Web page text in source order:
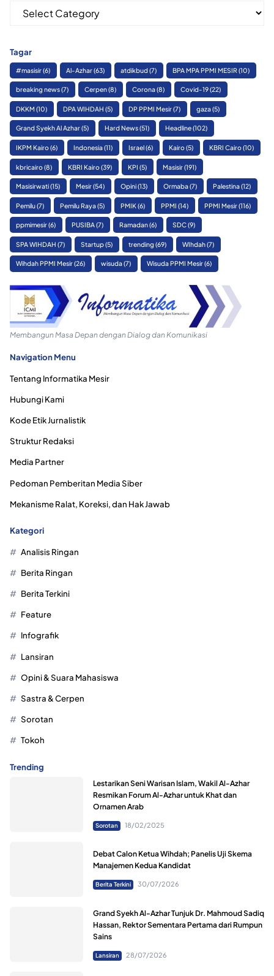
Kategori
Tagar
#masisir(6) Al-Azhar(63) atdikbud(7) BPA MPA PPMI MESIR(10)
breaking news(7) Cerpen(8) Corona(8) Covid-19(22)
DKKM (10) DPA WIHDAH (5) DP PPMI Mesir(7) gaza(5)
Grand Syekh Al Azhar(5) Hard News(51) Headline(102)
IKPM Kairo(6) Indonesia(11) Israel(6) Kairo(5) KBRI Cairo(10)
kbricairo(8) KBRI Kairo(39) KPI (5) Masisir(191)
Masisirwati(15) Mesir(54) Opini(13) Ormaba(7) Palestina(12)
Pemilu(7) Pemilu Raya(5) PMIK(6) PPMI (14) PPMI Mesir(116)
ppmimesir(6) PUSIBA(7) Ramadan(6) SDC(9)
SPA WIHDAH (7) Startup(5) trending (69) WIhdah(7)
Wihdah PPMI Mesir(26) wisuda(7) Wisuda PPMI Mesir(6)
Membangun Masa Depan dengan Dialog dan Komunikasi
Navigation Menu
Tentang Informatika Mesir
Hubungi Kami
Kode Etik Jurnalistik
Struktur Redaksi
Media Partner
Pedoman Pemberitan Media Siber
Mekanisme Ralat, Koreksi, dan Hak Jawab
Kategori
Analisis Ringan
Berita Ringan
Berita Terkini
Feature
Infografik
Lansiran
Opini & Suara Mahasiswa
Sastra & Cerpen
Sorotan
Tokoh
Trending
Lestarikan Seni Warisan Islam, Wakil Al-Azhar
Resmikan Forum Al-Azhar untuk Khat dan
Ornamen Arab
Sorotan 18/02/2025
Debat Calon Ketua Wihdah; Panelis Uji Skema
Manajemen Kedua Kandidat
Berita Terkini 30/07/2026
Grand Syekh Al-Azhar Tunjuk Dr. Mahmoud Sadiq
Hassan, Rektor Sementara Pertama dari Rumpun
Sains
Lansiran 28/07/2026